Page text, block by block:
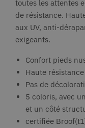
toutes les attentes
de résistance.
aux UV, anti-
exigeants.
Confort pieds
Haute
Pas de
5 coloris, avec
et un côté
certifiée